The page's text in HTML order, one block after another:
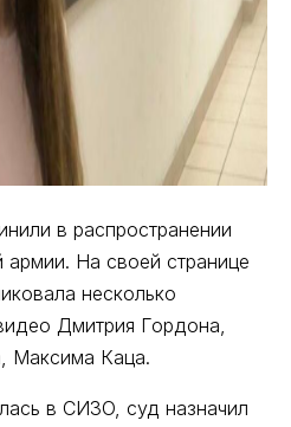
в распространении
На своей странице
несколько
Дмитрия Гордона,
Максима Каца.
в СИЗО, суд назначил